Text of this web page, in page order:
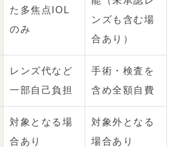
た多焦点IOL
のみ
ンズも含む場
合あり）
レンズ代など
一部自己負担
手術・検査を
含め全額自費
対象となる場
合あり
対象外となる
場合あり